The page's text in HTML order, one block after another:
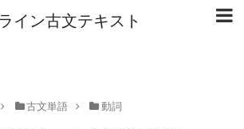
イン古文テキスト
古文単語 動詞